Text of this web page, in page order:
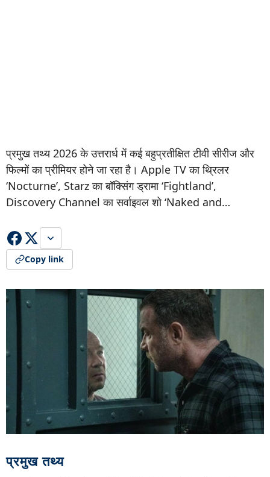
प्रमुख तथ्य 2026 के उत्तरार्ध में कई बहुप्रतीक्षित टीवी सीरीज और
फिल्मों का प्रीमियर होने जा रहा है। Apple TV का थ्रिलर
‘Nocturne’, Starz का बॉक्सिंग ड्रामा ‘Fightland’,
Discovery Channel का सर्वाइवल शो ‘Naked and…
Copy link
प्रमुख तथ्य